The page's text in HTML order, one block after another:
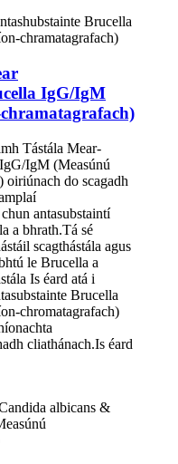
IgG/IgM
Tástála Mear-
IgM (Measúnú
oiriúnach do scagadh
antasubstaintí
a bhrath.Tá sé
scagthástála agus
le Brucella a
Is éard atá i
Brucella
chromatagrafach)
cliathánach.Is éard